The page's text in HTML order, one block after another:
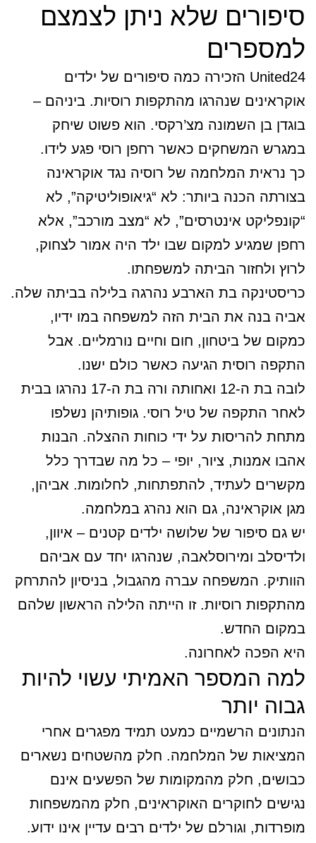
סיפורים שלא ניתן לצמצם
למספרים
United24 הזכירה כמה סיפורים של ילדים
אוקראינים שנהרגו מהתקפות רוסיות. ביניהם –
בוגדן בן השמונה מצ’רקסי. הוא פשוט שיחק
במגרש המשחקים כאשר רחפן רוסי פגע לידו.
כך נראית המלחמה של רוסיה נגד אוקראינה
בצורתה הכנה ביותר: לא “גיאופוליטיקה”, לא
“קונפליקט אינטרסים”, לא “מצב מורכב”, אלא
רחפן שמגיע למקום שבו ילד היה אמור לצחוק,
לרוץ ולחזור הביתה למשפחתו.
כריסטינקה בת הארבע נהרגה בלילה בביתה שלה.
אביה בנה את הבית הזה למשפחה במו ידיו,
כמקום של ביטחון, חום וחיים נורמליים. אבל
התקפה רוסית הגיעה כאשר כולם ישנו.
לובה בת ה-12 ואחותה ורה בת ה-17 נהרגו בבית
לאחר התקפה של טיל רוסי. גופותיהן נשלפו
מתחת להריסות על ידי כוחות ההצלה. הבנות
אהבו אמנות, ציור, יופי – כל מה שבדרך כלל
מקשרים לעתיד, להתפתחות, לחלומות. אביהן,
מגן אוקראינה, גם הוא נהרג במלחמה.
יש גם סיפור של שלושה ילדים קטנים – איוון,
ולדיסלב ומירוסלאבה, שנהרגו יחד עם אביהם
הוותיק. המשפחה עברה מהגבול, בניסיון להתרחק
מהתקפות רוסיות. זו הייתה הלילה הראשון שלהם
במקום החדש.
היא הפכה לאחרונה.
למה המספר האמיתי עשוי להיות
גבוה יותר
הנתונים הרשמיים כמעט תמיד מפגרים אחרי
המציאות של המלחמה. חלק מהשטחים נשארים
כבושים, חלק מהמקומות של הפשעים אינם
נגישים לחוקרים האוקראינים, חלק מהמשפחות
מופרדות, וגורלם של ילדים רבים עדיין אינו ידוע.